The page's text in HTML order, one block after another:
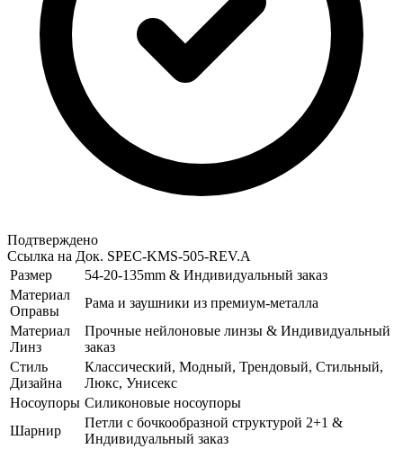
Подтверждено
Ссылка на Док. SPEC-KMS-505-REV.A
Размер
54-20-135mm & Индивидуальный заказ
Материал
Оправы
Рама и заушники из премиум-металла
Материал
Линз
Прочные нейлоновые линзы & Индивидуальный
заказ
Стиль
Дизайна
Классический, Модный, Трендовый, Стильный,
Люкс, Унисекс
Носоупоры Силиконовые носоупоры
Шарнир
Петли с бочкообразной структурой 2+1 &
Индивидуальный заказ